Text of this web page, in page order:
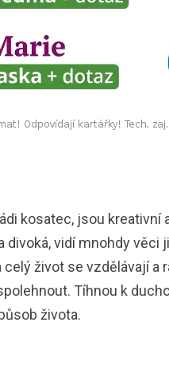
kosatec, jsou
divoká, vidí mnohdy věci
život se vzdělávají a
Tíhnou k
života.